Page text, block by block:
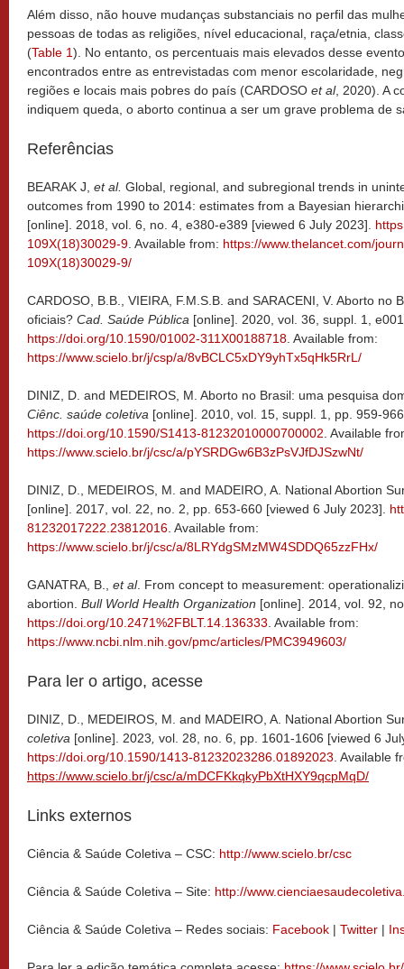
Além disso, não houve mudanças substanciais no perfil das
pessoas de todas as religiões, nível educacional, raça/etnia,
(Table 1). No entanto, os percentuais mais elevados desse
encontrados entre as entrevistadas com menor escolaridade,
regiões e locais mais pobres do país (CARDOSO et al, 2020). A
indiquem queda, o aborto continua a ser um grave problema de
Referências
BEARAK J, et al. Global, regional, and subregional trends in
outcomes from 1990 to 2014: estimates from a Bayesian
[online]. 2018, vol. 6, no. 4, e380-e389 [viewed 6 July 2023].
109X(18)30029-9 . Available from: https://www.thelancet.com/
109X(18)30029-9/
CARDOSO, B.B., VIEIRA, F.M.S.B. and SARACENI, V. Aborto no
oficiais? Cad. Saúde Pública [online]. 2020, vol. 36, suppl. 1,
https://doi.org/10.1590/01002-311X00188718 . Available from:
https://www.scielo.br/j/csp/a/8vBCLC5xDY9yhTx5qHk5RrL/
DINIZ, D. and MEDEIROS, M. Aborto no Brasil: uma pesquisa
Ciênc. saúde coletiva [online]. 2010, vol. 15, suppl. 1, pp. 959-
https://doi.org/10.1590/S1413-81232010000700002 . Available
https://www.scielo.br/j/csc/a/pYSRDGw6B3zPsVJfDJSzwNt/
DINIZ, D., MEDEIROS, M. and MADEIRO, A. National Abortion
[online]. 2017, vol. 22, no. 2, pp. 653-660 [viewed 6 July 2023].
81232017222.23812016 . Available from:
https://www.scielo.br/j/csc/a/8LRYdgSMzMW4SDDQ65zzFHx/
GANATRA, B., et al. From concept to measurement:
abortion. Bull World Health Organization [online]. 2014, vol. 92,
https://doi.org/10.2471%2FBLT.14.136333 . Available from:
https://www.ncbi.nlm.nih.gov/pmc/articles/PMC3949603/
Para ler o artigo, acesse
DINIZ, D., MEDEIROS, M. and MADEIRO, A. National Abortion
coletiva [online]. 2023 vol. 28, no. 6, pp. 1601-1606 [viewed 6
https://doi.org/10.1590/1413-81232023286.01892023 . Available
https://www.scielo.br/j/csc/a/mDCFKkqkyPbXtHXY9qcpMqD/
Links externos
Ciência & Saúde Coletiva – CSC: http://www.scielo.br/csc
Ciência & Saúde Coletiva – Site: http://
Ciência & Saúde Coletiva – Redes sociais: Facebook | Twitter |